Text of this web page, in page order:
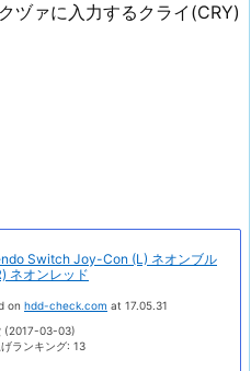
ヅァに入力するクライ(CRY)
Switch Joy-Con (L) ネオンブル
ネオンレッド
on hdd-check.com at 17.05.31
(2017-03-03)
ランキング: 13